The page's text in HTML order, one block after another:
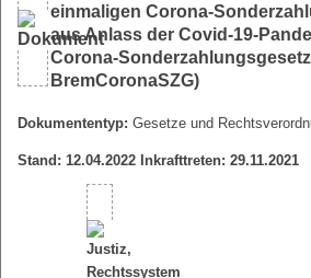
einmaligen Corona-
aus Anlass der Covid-19-
Corona-
BremCoronaSZG)
Dokumententyp: Gesetze und
Stand: 12.04.2022 Inkrafttreten: 29.11.2021